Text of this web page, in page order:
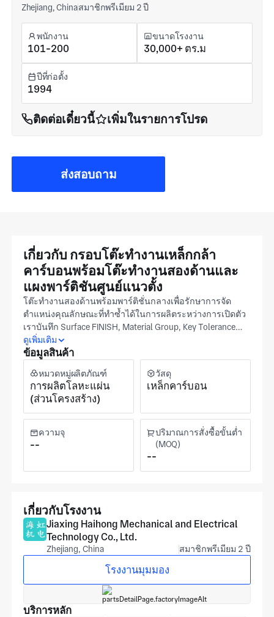
Zhejiang, Chinaสมาชิกพรีเมียม 2 ปี
พนักงาน
101-200
ขนาดโรงงาน
30,000+ ตร.ม
ปีที่ก่อตั้ง
1994
ติดต่อเดี๋ยวนี้ เพิ่มในรายการโปรด
ส่งสอบถาม
เกี่ยวกับ กรอบโต๊ะทำงานเหล็กกล้า
คาร์บอนพร้อมโต๊ะทำงานสองด้านและ
แผงพาร์ติชันศูนย์แนวตั้ง
โต๊ะทำงานสองด้านพร้อมพาร์ติชั่นกลางเพื่อรักษาการจัด
ตำแหน่งคุณลักษณะที่ทำซ้ำได้ในการผลิตระหว่างการเปิดตัว
เราบันทึก Surface FINISH, Material Group, Key Tolerance
band และ Datum scheckpoints เป็นจุดตรวจหลักสำหรับการ
ตั้งค่ากระบวนการและการตรวจสอบในบรรทัดเราจัดแนว
เพื่อถนอมโต๊ะทำงานแบบสองด้านตลอดเครื่องจักร CNC และ
การประกอบ Jiaxing Haihong ได้รับการรับรอง ISO 9001ให้
เครื่องจักร CNC และการสนับสนุนการประกอบในเจ้อเจียง
พื้นที่การผลิตวัดเหนือ35,000ตารางเมตรตลาดปลายทาง
ทั่วไปได้แก่ภาคการทหารการทำงานอัตโนมัติและการสื่อสาร
การกำหนดราคาและการจัดตารางเวลาถูกกำหนดโดย
ปริมาณการสั่งซื้อและการเลือกวัสดุสำหรับแต่ละรุ่นพร้อม
การตอบสนองการอนุมัติและการกำหนดเวลาภายใน
ดูเพิ่มเติม
ข้อมูลสินค้า
หมวดหมู่ผลิตภัณฑ์
การผลิตโลหะแผ่น
(ส่วนโครงสร้าง)
วัสดุ
เหล็กคาร์บอน
ความจุ
--
ปริมาณการสั่งซื้อขั้นต่ำ
(MOQ)
--
เกี่ยวกับโรงงาน
Jiaxing Haihong Mechanical and Electrical
Technology Co., Ltd.
Zhejiang, China สมาชิกพรีเมียม 2 ปี
โรงงานมุมมอง
บริการหลัก